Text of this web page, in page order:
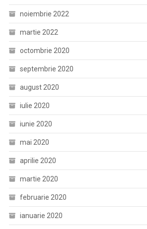
noiembrie 2022
martie 2022
octombrie 2020
septembrie 2020
august 2020
iulie 2020
iunie 2020
mai 2020
aprilie 2020
martie 2020
februarie 2020
ianuarie 2020